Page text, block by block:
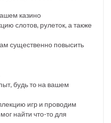
казино
слотов, рулеток, а также
существенно повысить
будь то на вашем
игр и проводим
найти что-то для